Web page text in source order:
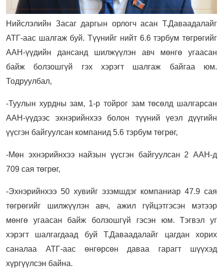
Нийслэлийн Засаг даргын орлогч асан Т.Даваадалайг
АТГ-аас шалгаж буй. Түүнийг нийт 6.6 тэрбум төгрөгийг
ААН-үүдийн дансанд шилжүүлэн авч мөнгө угаасан
байж болзошгүй гэх хэрэгт шалгаж байгаа юм.
Тодруулбал,
-Туулын хурдны зам, 1-р тойрог зам төсөлд шалгарсан
ААН-үүдээс эхнэрийнхээ болон түүний үеэл дүүгийн
үүсгэн байгуулсан компанид 5.6 тэрбум төгрөг,
-Мөн эхнэрийнхээ найзын үүсгэн байгуулсан 2 ААН-д
709 сая төгрөг,
-Эхнэрийнхээ 50 хувийг эзэмшдэг компаниар 47.9 сая
төгрөгийг шилжүүлэн авч, ажил гүйцэтгэсэн мэтээр
мөнгө угаасан байж болзошгүй гэсэн юм. Тэгвэл уг
хэрэгт шалгагдаад буй Т.Даваадалайг цагдан хорих
саналаа АТГ-аас өнгөрсөн даваа гарагт шүүхэд
хүргүүлсэн байна.